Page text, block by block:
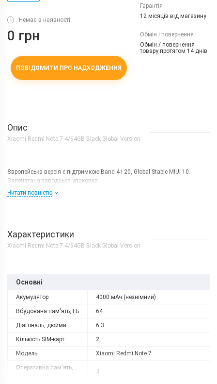
Немає в наявності
0 грн
ПОВІДОМИТИ ПРО НАДХОДЖЕННЯ
Гарантія
12 місяців від магазину
Обмін і повернення
Обмін / повернення
товару протягом 14 днів
Опис
Xiaomi Redmi Note 7 4/64GB Black Global Version
Європейська версія c підтримкою Band 4 і 20, Global Stable MIUI 10.
Запечатана заводська упаковка.
Читати повністю
Характеристики
Xiaomi Redmi Note 7 4/64GB Black Global Version
Основні
Акумулятор 4000 мАч (незнімний)
Вбудована пам'ять, ГБ 64
Діагональ, дюйми 6.3
Кількість SIM-карт 2
Модель Xiaomi Redmi Note 7
Оперативна пам'ять,
4